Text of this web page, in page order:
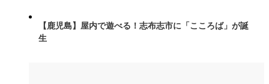
【鹿児島】屋内で遊べる！志布志市に「こころば」が誕
生